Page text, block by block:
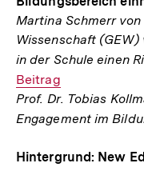
Martina Schmerr
Wissenschaft
in der Schule einen
Beitrag
Prof. Dr. Tobias
Engagement im
Hintergrund: New